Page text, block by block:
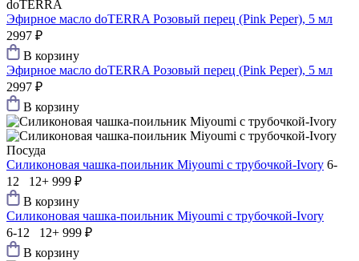
doTERRA
Эфирное масло doTERRA Розовый перец (Pink Peper), 5 мл
2997 ₽
В корзину
Эфирное масло doTERRA Розовый перец (Pink Peper), 5 мл
2997 ₽
В корзину
Посуда
Силиконовая чашка-поильник Мiyoumi с трубочкой-Ivory 6-
12 12+ 999 ₽
В корзину
Силиконовая чашка-поильник Мiyoumi с трубочкой-Ivory
6-12 12+ 999 ₽
В корзину